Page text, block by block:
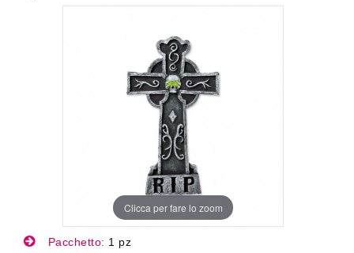
Clicca per fare lo zoom
Pacchetto: 1 pz